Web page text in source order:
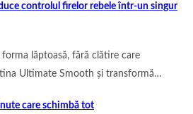
controlul firelor rebele într-un singur
forma lăptoasă, fără clătire care
Ultimate Smooth și transformă…
care schimbă tot